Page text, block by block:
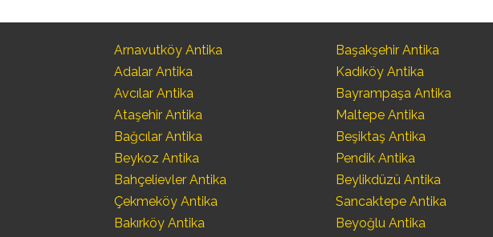
Arnavutköy Antika
Adalar Antika
Avcılar Antika
Ataşehir Antika
Bağcılar Antika
Beykoz Antika
Bahçelievler Antika
Çekmeköy Antika
Bakırköy Antika
Başakşehir Antika
Kadıköy Antika
Bayrampaşa Antika
Maltepe Antika
Beşiktaş Antika
Pendik Antika
Beylikdüzü Antika
Sancaktepe Antika
Beyoğlu Antika